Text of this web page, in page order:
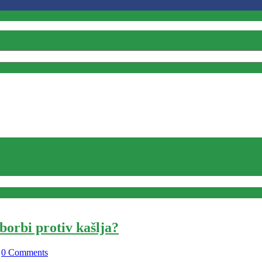
protiv kašlja?
0 Comments